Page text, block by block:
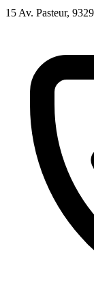
15 Av. Pasteur,